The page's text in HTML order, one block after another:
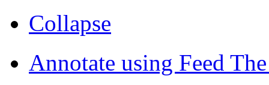
Collapse
Annotate using Feed